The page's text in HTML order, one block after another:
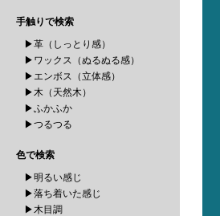
手触りで検索
▶革（しっとり感）
▶ワックス（ぬるぬる感）
▶エンボス（立体感）
▶木（天然木）
▶ふかふか
▶つるつる
色で検索
▶明るい感じ
▶落ち着いた感じ
▶木目調